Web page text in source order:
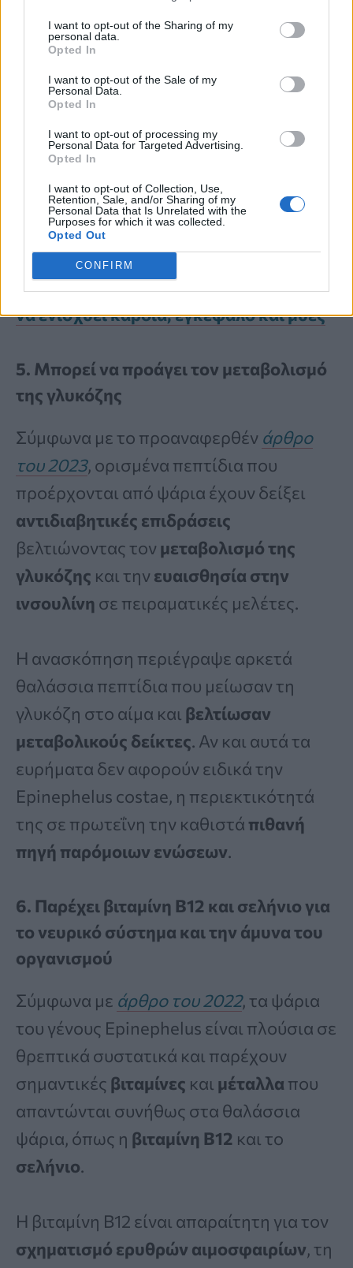
I want to opt-out of the Sharing of my
personal data.
Opted In
I want to opt-out of the Sale of my
Personal Data.
Opted In
I want to opt-out of processing my
Personal Data for Targeted Advertising.
Opted In
I want to opt-out of Collection, Use,
Retention, Sale, and/or Sharing of my
Personal Data that Is Unrelated with the
Purposes for which it was collected.
Opted Out
CONFIRM
μειωμένη φλεγμονή
και
υποστήριξη της
του εγκεφάλου
υγείας του
είναιπιο άπαχαψάριααπό τα λιπαρά
να προσφέρουνσημαντικές ποσότητες
ωμέγα-3 μακράς αλυσίδας.
Το ψάρι που βλέπει τα πάντα και μπορεί
να ενισχύει καρδιά, εγκέφαλο και μύες
5. Μπορεί να προάγει τον μεταβολισμό
της γλυκόζης
Σύμφωνα με το προαναφερθέν άρθρο
του 2023, ορισμένα πεπτίδια που
προέρχονται από ψάρια έχουν δείξει
αντιδιαβητικές επιδράσεις
βελτιώνοντας τον μεταβολισμό της
γλυκόζης και την ευαισθησία στην
ινσουλίνη σε πειραματικές μελέτες.
Η ανασκόπηση περιέγραψε αρκετά
θαλάσσια πεπτίδια που μείωσαν τη
γλυκόζη στο αίμα και βελτίωσαν
μεταβολικούς δείκτες. Αν και αυτά τα
ευρήματα δεν αφορούν ειδικά την
Epinephelus costae, η περιεκτικότητά
της σε πρωτεΐνη την καθιστά πιθανή
πηγή παρόμοιων ενώσεων.
6. Παρέχει βιταμίνη Β12 και σελήνιο για
το νευρικό σύστημα και την άμυνα του
οργανισμού
Σύμφωνα με άρθρο του 2022, τα ψάρια
του γένους Epinephelus είναι πλούσια σε
θρεπτικά συστατικά και παρέχουν
σημαντικές βιταμίνες και μέταλλα που
απαντώνται συνήθως στα θαλάσσια
ψάρια, όπως η βιταμίνη Β12 και το
σελήνιο.
Η βιταμίνη Β12 είναι απαραίτητη για τον
σχηματισμό ερυθρών αιμοσφαιρίων, τη